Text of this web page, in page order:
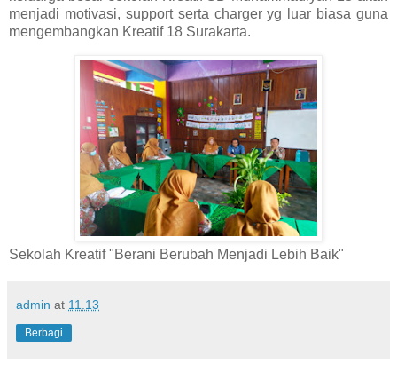
menjadi motivasi, support serta charger yg luar biasa guna
mengembangkan Kreatif 18 Surakarta.
Sekolah Kreatif "Berani Berubah Menjadi Lebih Baik"
admin at 11.13
Berbagi